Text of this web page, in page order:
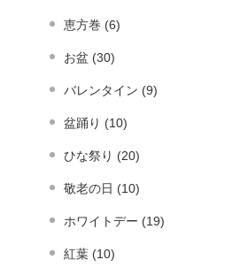
恵方巻 (6)
お盆 (30)
バレンタイン (9)
盆踊り (10)
ひな祭り (20)
敬老の日 (10)
ホワイトデー (19)
紅葉 (10)